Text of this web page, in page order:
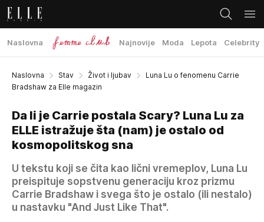
Naslovna Najnovije Moda Lepota Celebrity
Naslovna Stav Život i ljubav
Luna Lu o fenomenu Carrie
Bradshaw za Elle magazin
Da li je Carrie postala Scary? Luna Lu za
ELLE istražuje šta (nam) je ostalo od
kosmopolitskog sna
U tekstu koji se čita kao lični vremeplov, Luna Lu
preispituje sopstvenu generaciju kroz prizmu
Carrie Bradshaw i svega što je ostalo (ili nestalo)
u nastavku "And Just Like That".